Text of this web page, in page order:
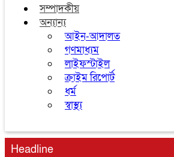
সম্পাদকীয়
অন্যান্য
আইন-আদালত
গণমাধ্যম
লাইফস্টাইল
ক্রাইম রিপোর্ট
ধর্ম
স্বাস্থ্য
Headline